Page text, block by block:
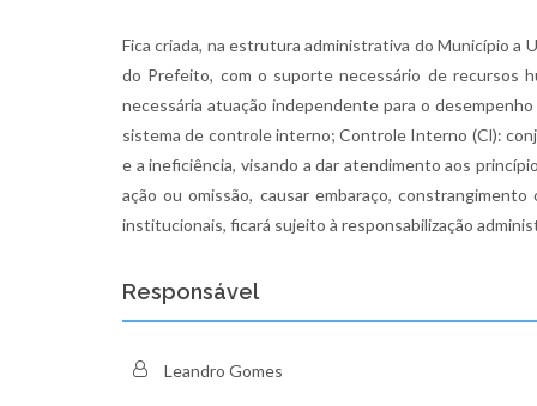
Fica criada, na estrutura administrativa do Município
do Prefeito, com o suporte necessário de recursos
necessária atuação independente para o
sistema de controle interno; Controle Interno (Cl):
e a ineficiência, visando a dar atendimento aos
ação ou omissão, causar embaraço,
institucionais, ficará sujeito à responsabilização
Responsável
Leandro Gomes